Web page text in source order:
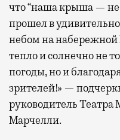
что “наша крыша —
прошел в
небом на набережной
тепло и солнечно не
погоды, но и
зрителей!» —
руководитель Театра
Марчелли.